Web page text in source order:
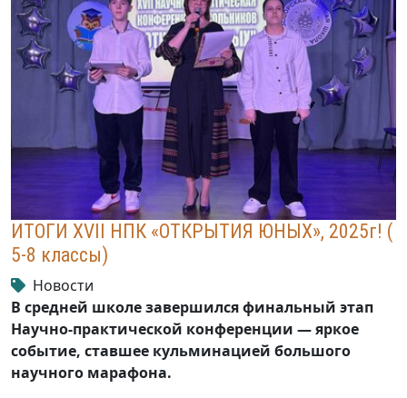
ИТОГИ XVII НПК «ОТКРЫТИЯ ЮНЫХ», 2025г! (
5-8 классы)
Новости
В средней школе завершился финальный этап
Научно-практической конференции — яркое
событие, ставшее кульминацией большого
научного марафона.